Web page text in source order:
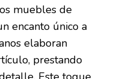
muebles de
encanto único a
elaboran
prestando